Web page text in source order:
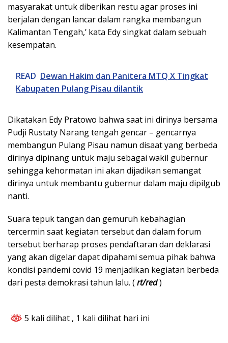
masyarakat untuk diberikan restu agar proses ini
berjalan dengan lancar dalam rangka membangun
Kalimantan Tengah,’ kata Edy singkat dalam sebuah
kesempatan.
READ Dewan Hakim dan Panitera MTQ X Tingkat
Kabupaten Pulang Pisau dilantik
Dikatakan Edy Pratowo bahwa saat ini dirinya bersama
Pudji Rustaty Narang tengah gencar – gencarnya
membangun Pulang Pisau namun disaat yang berbeda
dirinya dipinang untuk maju sebagai wakil gubernur
sehingga kehormatan ini akan dijadikan semangat
dirinya untuk membantu gubernur dalam maju dipilgub
nanti.
Suara tepuk tangan dan gemuruh kebahagian
tercermin saat kegiatan tersebut dan dalam forum
tersebut berharap proses pendaftaran dan deklarasi
yang akan digelar dapat dipahami semua pihak bahwa
kondisi pandemi covid 19 menjadikan kegiatan berbeda
dari pesta demokrasi tahun lalu. (rt/red)
5 kali dilihat , 1 kali dilihat hari ini